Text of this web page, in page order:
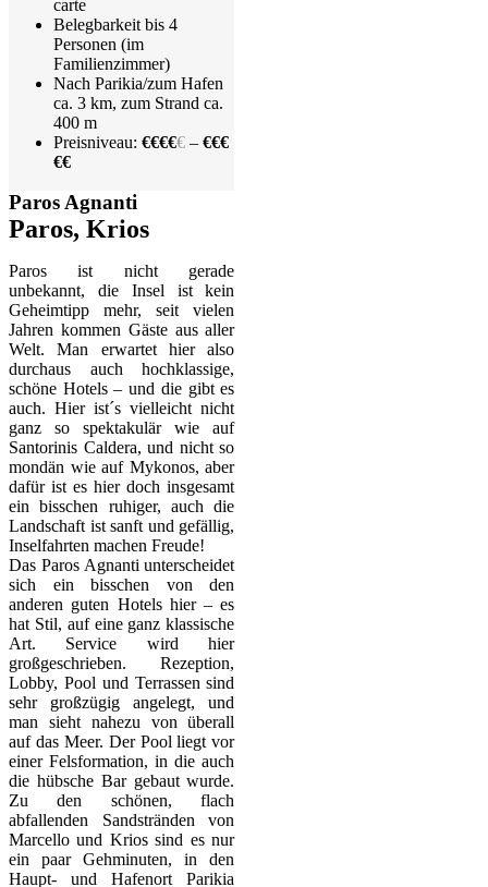
carte
Belegbarkeit bis 4
Personen (im
Familienzimmer)
Nach Parikia/zum Hafen
ca. 3 km, zum Strand ca.
400 m
Preisniveau: €€€€€ – €€€
€€
Paros Agnanti
Paros, Krios
Paros ist nicht gerade
unbekannt, die Insel ist kein
Geheimtipp mehr, seit vielen
Jahren kommen Gäste aus aller
Welt. Man erwartet hier also
durchaus auch hochklassige,
schöne Hotels – und die gibt es
auch. Hier ist´s vielleicht nicht
ganz so spektakulär wie auf
Santorinis Caldera, und nicht so
mondän wie auf Mykonos, aber
dafür ist es hier doch insgesamt
ein bisschen ruhiger, auch die
Landschaft ist sanft und gefällig,
Inselfahrten machen Freude!
Das Paros Agnanti unterscheidet
sich ein bisschen von den
anderen guten Hotels hier – es
hat Stil, auf eine ganz klassische
Art. Service wird hier
großgeschrieben. Rezeption,
Lobby, Pool und Terrassen sind
sehr großzügig angelegt, und
man sieht nahezu von überall
auf das Meer. Der Pool liegt vor
einer Felsformation, in die auch
die hübsche Bar gebaut wurde.
Zu den schönen, flach
abfallenden Sandstränden von
Marcello und Krios sind es nur
ein paar Gehminuten, in den
Haupt- und Hafenort Parikia